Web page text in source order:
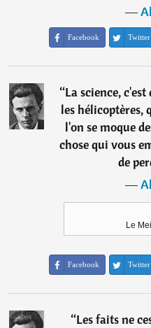
―
Facebook Twitter
“La science,
les hélicoptères,
l'on se moque
chose qui vous
de
―
Le
Facebook Twitter
“Les faits ne